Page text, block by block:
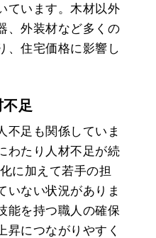
ています。木材以外
、外装材など多くの
、住宅価格に影響し
足
不足も関係していま
わたり人材不足が続
に加えて若手の担
いない状況がありま
能を持つ職人の確保
昇につながりやすく